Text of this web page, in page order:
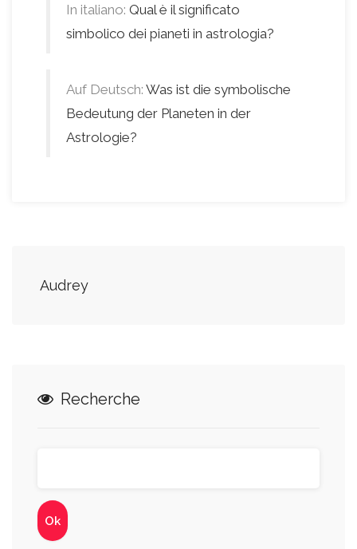
In italiano: Qual è il significato
simbolico dei pianeti in astrologia?
Auf Deutsch: Was ist die symbolische
Bedeutung der Planeten in der
Astrologie?
Audrey
Recherche